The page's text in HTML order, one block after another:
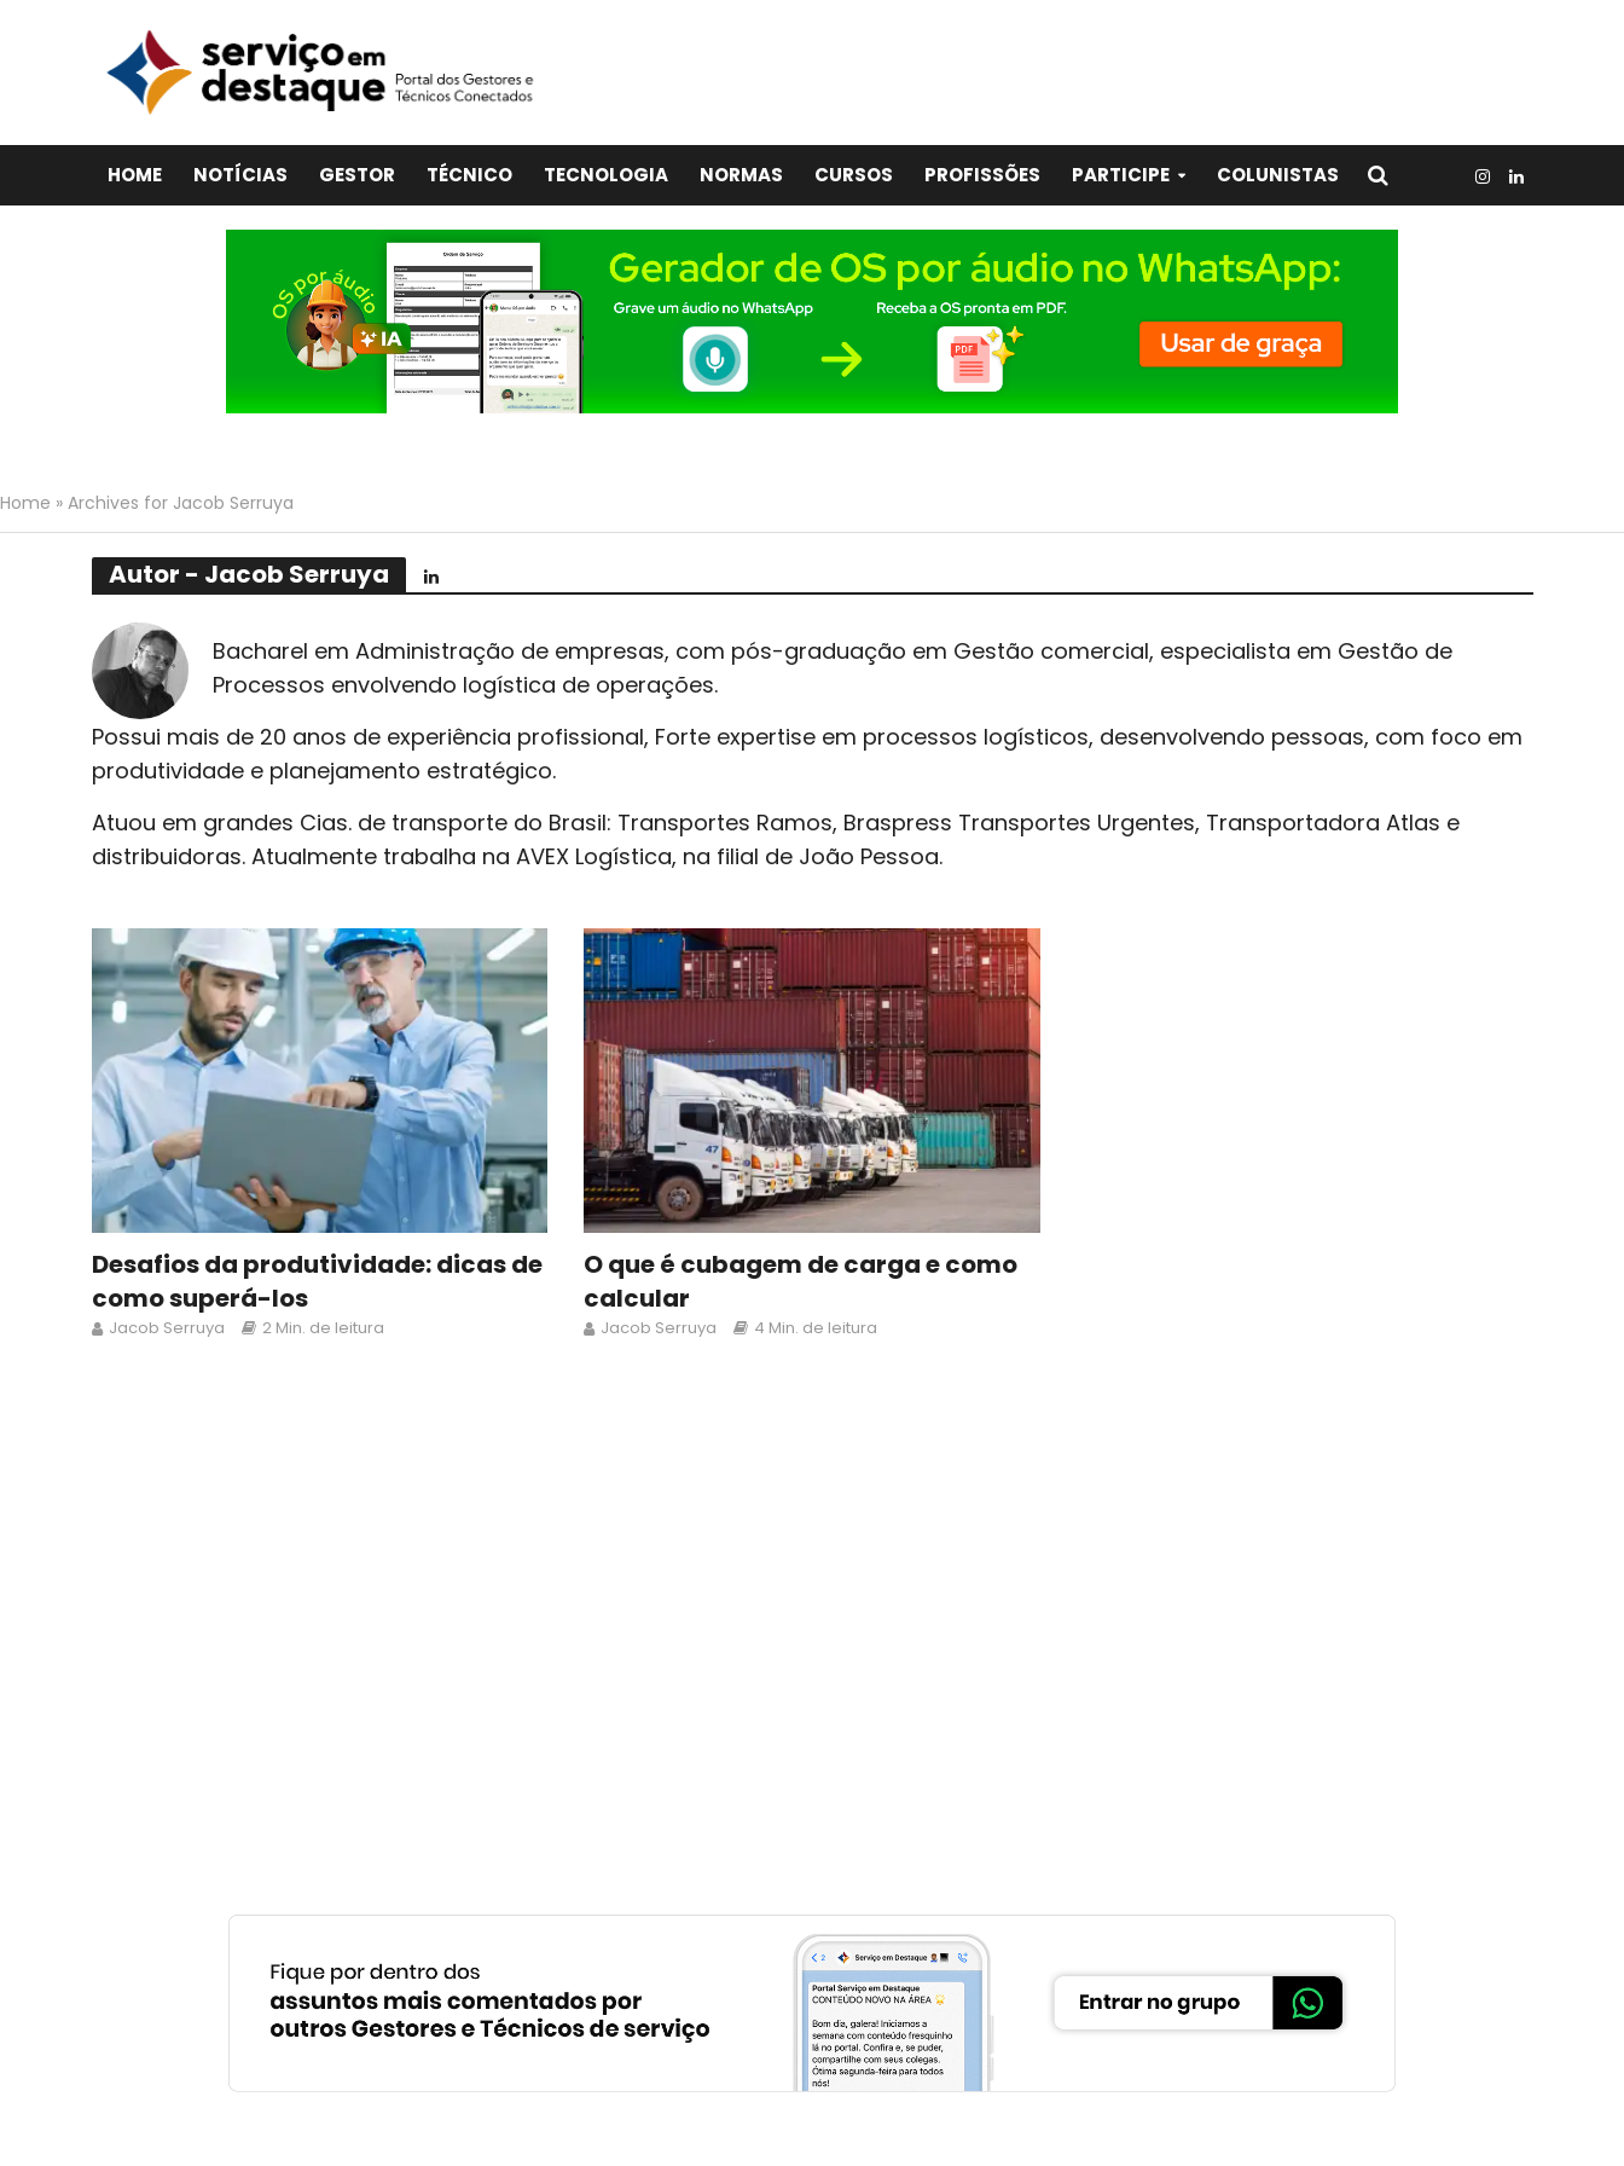
HOME NOTÍCIAS GESTOR TÉCNICO TECNOLOGIA NORMAS CURSOS PROFISSÕES PARTICIPE COLUNISTAS
Home » Archives for Jacob Serruya
Autor - Jacob Serruya
Bacharel em Administração de empresas, com pós-graduação em Gestão comercial, especialista em Gestão de
Processos envolvendo logística de operações.
Possui mais de 20 anos de experiência profissional, Forte expertise em processos logísticos, desenvolvendo pessoas, com foco em
produtividade e planejamento estratégico.
Atuou em grandes Cias. de transporte do Brasil: Transportes Ramos, Braspress Transportes Urgentes, Transportadora Atlas e
distribuidoras. Atualmente trabalha na AVEX Logística, na filial de João Pessoa.
Desafios da produtividade: dicas de
como superá-los
Jacob Serruya 2 Min. de leitura
O que é cubagem de carga e como
calcular
Jacob Serruya 4 Min. de leitura